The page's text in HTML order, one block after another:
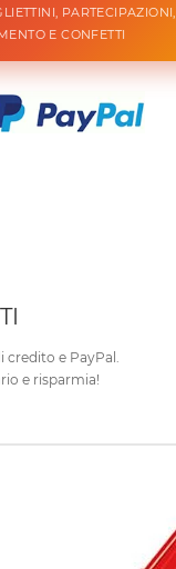
PARTECIPAZIONI,
E CONFETTI
e PayPal.
e risparmia!